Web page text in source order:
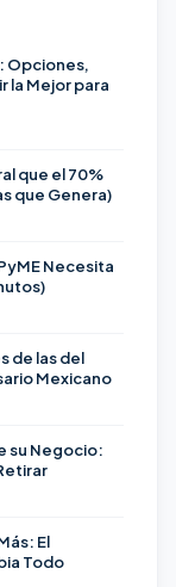
Opciones,
la Mejor para
que el 70%
que Genera)
Necesita
de las del
Mexicano
su Negocio:
El
Todo